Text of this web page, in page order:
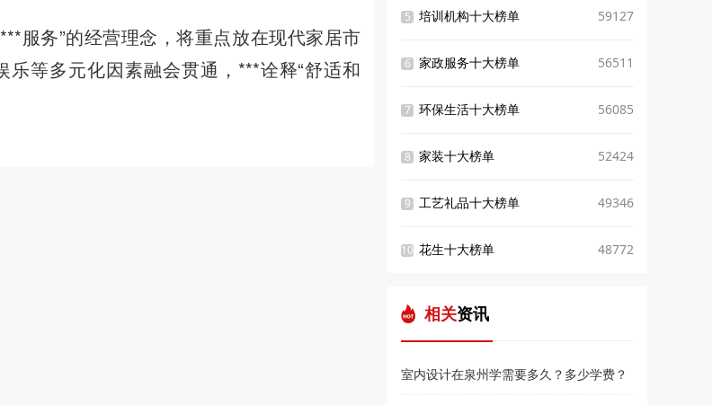
服务”的经营理念，将重点放在现代家居市
等多元化因素融会贯通，***诠释“舒适和
5 培训机构十大榜单 59127
6 家政服务十大榜单 56511
7 环保生活十大榜单 56085
8 家装十大榜单 52424
9 工艺礼品十大榜单 49346
10 花生十大榜单 48772
相关资讯
室内设计在泉州学需要多久？多少学费？